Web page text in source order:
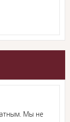
Мы не